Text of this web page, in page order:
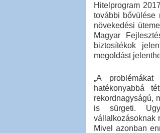
Hitelprogram
további bővülése
növekedési
Magyar
biztosítékok
megoldást
„A
hatékonyabbá
rekordnagyságú,
is sürgeti.
vállalkozásoknak
Mivel azonban